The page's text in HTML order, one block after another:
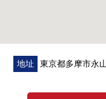
地址 東京都多摩市永